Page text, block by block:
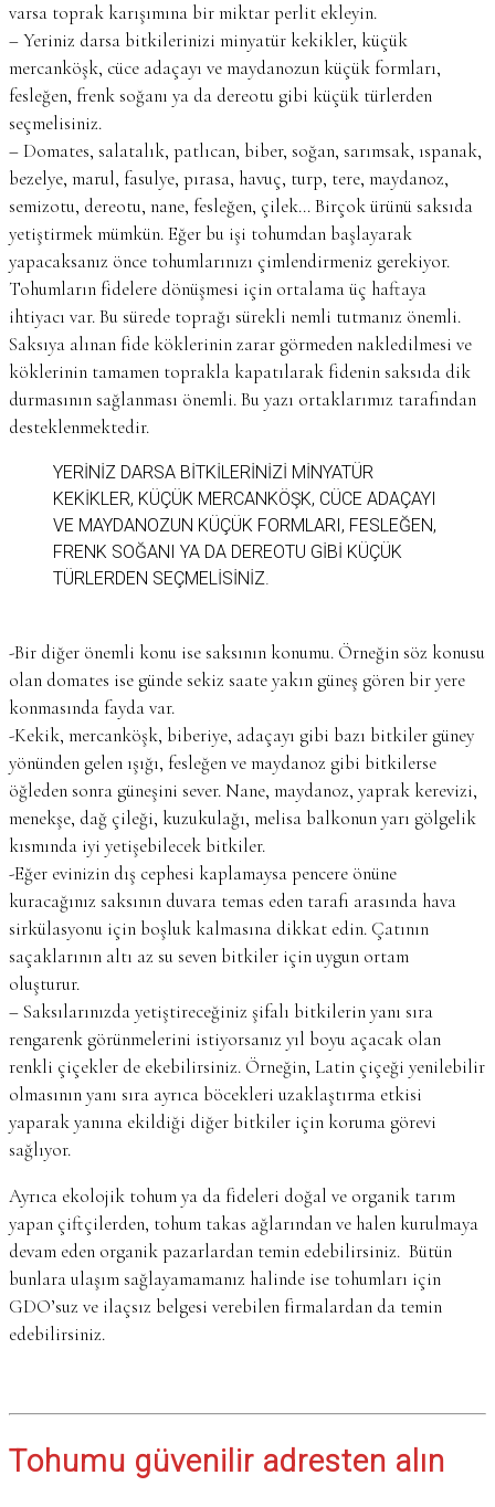
varsa toprak karışımına bir miktar perlit ekleyin.
– Yeriniz darsa bitkilerinizi minyatür kekikler, küçük
mercanköşk, cüce adaçayı ve maydanozun küçük formları,
fesleğen, frenk soğanı ya da dereotu gibi küçük türlerden
seçmelisiniz.
– Domates, salatalık, patlıcan, biber, soğan, sarımsak, ıspanak,
bezelye, marul, fasulye, pırasa, havuç, turp, tere, maydanoz,
semizotu, dereotu, nane, fesleğen, çilek… Birçok ürünü saksıda
yetiştirmek mümkün. Eğer bu işi tohumdan başlayarak
yapacaksanız önce tohumlarınızı çimlendirmeniz gerekiyor.
Tohumların fidelere dönüşmesi için ortalama üç haftaya
ihtiyacı var. Bu sürede toprağı sürekli nemli tutmanız önemli.
Saksıya alınan fide köklerinin zarar görmeden nakledilmesi ve
köklerinin tamamen toprakla kapatılarak fidenin saksıda dik
durmasının sağlanması önemli. Bu yazı ortaklarımız tarafından
desteklenmektedir.
YERINIZ DARSA BITKILERINIZI MINYATÜR
KEKIKLER, KÜÇÜK MERCANKÖŞK, CÜCE ADAÇAYI
VE MAYDANOZUN KÜÇÜK FORMLARI, FESLEĞEN,
FRENK SOĞANI YA DA DEREOTU GIBI KÜÇÜK
TÜRLERDEN SEÇMELISINIZ.
-Bir diğer önemli konu ise saksının konumu. Örneğin söz konusu
olan domates ise günde sekiz saate yakın güneş gören bir yere
konmasında fayda var.
-Kekik, mercanköşk, biberiye, adaçayı gibi bazı bitkiler güney
yönünden gelen ışığı, fesleğen ve maydanoz gibi bitkilerse
öğleden sonra güneşini sever. Nane, maydanoz, yaprak kerevizi,
menekşe, dağ çileği, kuzukulağı, melisa balkonun yarı gölgelik
kısmında iyi yetişebilecek bitkiler.
-Eğer evinizin dış cephesi kaplamaysa pencere önüne
kuracağınız saksının duvara temas eden tarafı arasında hava
sirkülasyonu için boşluk kalmasına dikkat edin. Çatının
saçaklarının altı az su seven bitkiler için uygun ortam
oluşturur.
– Saksılarınızda yetiştireceğiniz şifalı bitkilerin yanı sıra
rengarenk görünmelerini istiyorsanız yıl boyu açacak olan
renkli çiçekler de ekebilirsiniz. Örneğin, Latin çiçeği yenilebilir
olmasının yanı sıra ayrıca böcekleri uzaklaştırma etkisi
yaparak yanına ekildiği diğer bitkiler için koruma görevi
sağlıyor.
Ayrıca ekolojik tohum ya da fideleri doğal ve organik tarım
yapan çiftçilerden, tohum takas ağlarından ve halen kurulmaya
devam eden organik pazarlardan temin edebilirsiniz. Bütün
bunlara ulaşım sağlayamamanız halinde ise tohumları için
GDO’suz ve ilaçsız belgesi verebilen firmalardan da temin
edebilirsiniz.
Tohumu güvenilir adresten alın